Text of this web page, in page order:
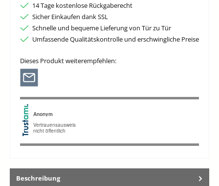
14 Tage kostenlose Rückgaberecht
Sicher Einkaufen dank SSL
Schnelle und bequeme Lieferung von Tür zu Tür
Umfassende Qualitätskontrolle und erschwingliche Preise
Dieses Produkt weiterempfehlen:
Beschreibung